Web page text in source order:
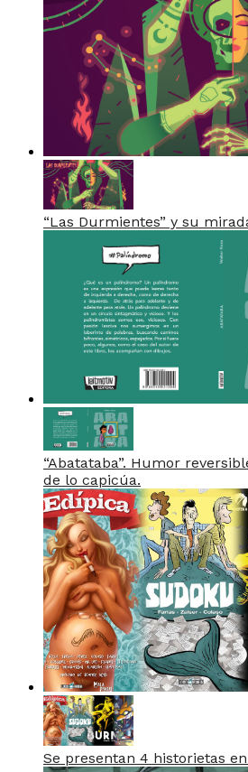
“Las Durmientes” y su
“Abatataba”. Humor
de lo capicúa.
Se presentan 4 historietas